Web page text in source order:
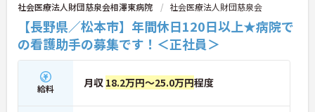
社会医療法人財団慈泉会相澤東病院 社会医療法人財団慈泉会
【長野県／松本市】年間休日120日以上★病院で
の看護助手の募集です！＜正社員＞
給料 月収 18.2万円～25.0万円程度